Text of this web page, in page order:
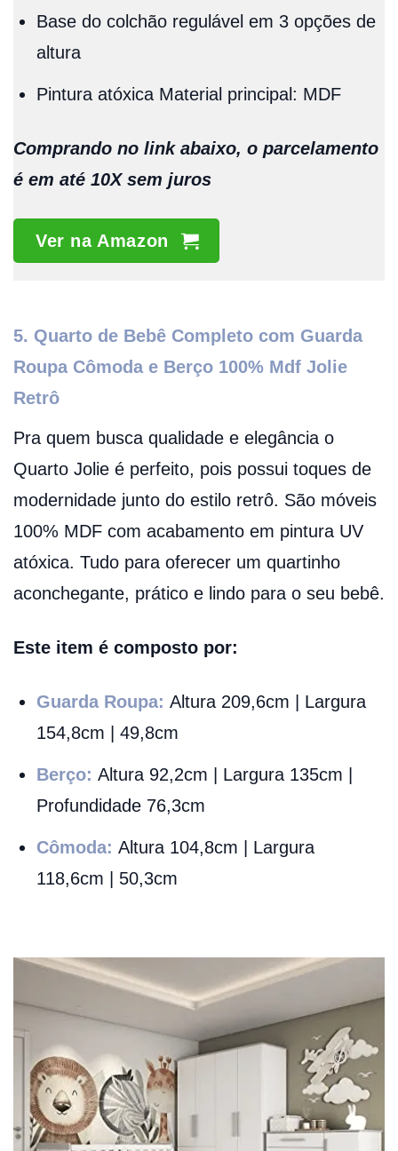
Base do colchão regulável em 3 opções de
altura
Pintura atóxica Material principal: MDF
Comprando no link abaixo, o parcelamento
é em até 10X sem juros
Ver na Amazon
5. Quarto de Bebê Completo com Guarda
Roupa Cômoda e Berço 100% Mdf Jolie
Retrô
Pra quem busca qualidade e elegância o
Quarto Jolie é perfeito, pois possui toques de
modernidade junto do estilo retrô. São móveis
100% MDF com acabamento em pintura UV
atóxica. Tudo para oferecer um quartinho
aconchegante, prático e lindo para o seu bebê.
Este item é composto por:
Guarda Roupa: Altura 209,6cm | Largura
154,8cm | 49,8cm
Berço: Altura 92,2cm | Largura 135cm |
Profundidade 76,3cm
Cômoda: Altura 104,8cm | Largura
118,6cm | 50,3cm